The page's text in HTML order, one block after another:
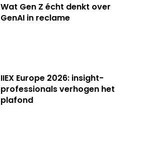
Wat Gen Z écht denkt over
GenAI in reclame
IIEX Europe 2026: insight-
professionals verhogen het
plafond